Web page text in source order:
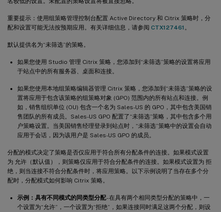
重要提示：使用组策略管理控制台配置 Active Directory 和 Citrix 策略时，分
配和设置可能无法按预期应用。有关详细信息，请参阅 CTX127461 。
默认提供名为“未筛选”的策略。
如果您使用 Studio 管理 Citrix 策略，您添加到“未筛选”策略的设置将应用
于站点中的所有服务器、桌面和连接。
如果您使用本地组策略编辑器管理 Citrix 策略，您添加到“未筛选”策略的设
置将应用于包含该策略的组策略对象 (GPO) 范围内的所有站点和连接。例
如，销售组织单位 (OU) 包含一个名为 Sales-US 的 GPO，其中包含美国销
售团队的所有成员。Sales-US GPO 配置了“未筛选”策略，其中包含多个用
户策略设置。当美国销售经理登录到站点时，“未筛选”策略中的设置会自动
应用于会话，因为该用户是 Sales-US GPO 的成员。
分配的模式决定了策略是否仅应用于符合所有分配条件的连接。如果模式设置
为 允许（默认值），则策略仅应用于符合分配条件的连接。如果模式设置为 拒
绝，则当连接不符合分配条件时，将应用策略。以下示例说明了当存在多个分
配时，分配模式如何影响 Citrix 策略。
示例：具有不同模式的同类型分配- 在具有两个相同类型分配的策略中，一
个设置为“允许”，一个设置为“拒绝”，如果连接同时满足这两个分配，则设